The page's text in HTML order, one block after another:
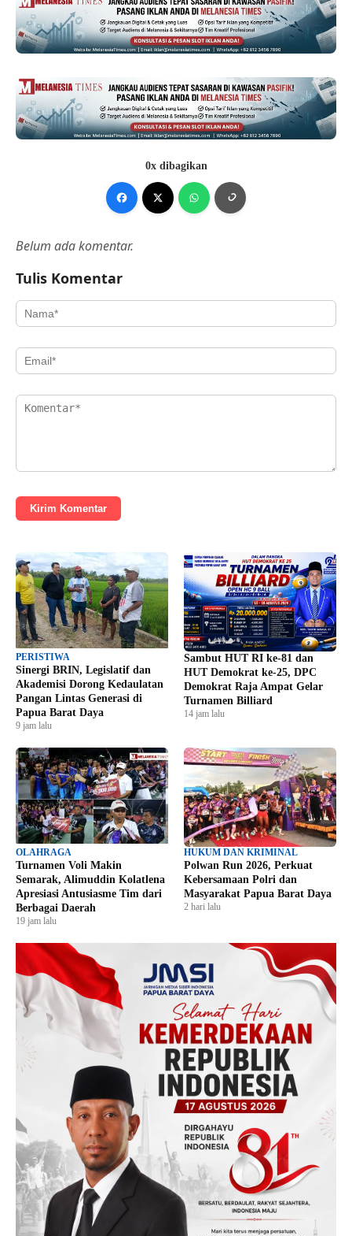
0x dibagikan
Belum ada komentar.
Tulis Komentar
Kirim Komentar
PERISTIWA
Sinergi BRIN, Legislatif dan
Akademisi Dorong Kedaulatan
Pangan Lintas Generasi di
Papua Barat Daya
9 jam lalu
Sambut HUT RI ke-81 dan
HUT Demokrat ke-25, DPC
Demokrat Raja Ampat Gelar
Turnamen Billiard
14 jam lalu
OLAHRAGA
Turnamen Voli Makin
Semarak, Alimuddin Kolatlena
Apresiasi Antusiasme Tim dari
Berbagai Daerah
19 jam lalu
HUKUM DAN KRIMINAL
Polwan Run 2026, Perkuat
Kebersamaan Polri dan
Masyarakat Papua Barat Daya
2 hari lalu